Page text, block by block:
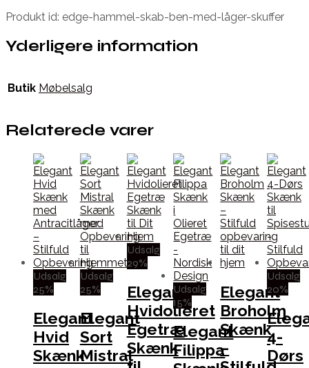
Produkt id: edge-hammel-skab-ben-med-låger-skuffer
Yderligere information
Butik Møbelsalg
Relaterede varer
Udsalg
25%
Elegant
Hvid
Skænk
Udsalg
25%
Elegant
Sort
Mistral
Udsalg
29%
Elegant
Hvidolieret
Egetræ
Skænk
Udsalg
15%
Elegant
Filippa
Elegant
Broholm
Skænk
–
Udsalg
20%
4-
Dørs